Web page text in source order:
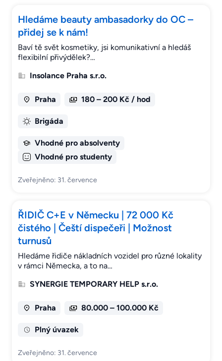
Hledáme beauty ambasadorky do OC –
přidej se k nám!
Baví tě svět kosmetiky, jsi komunikativní a hledáš
flexibilní přivýdělek?…
Insolance Praha s.r.o.
Praha 180 – 200 Kč / hod
Brigáda
Vhodné pro absolventy
Vhodné pro studenty
Zveřejněno: 31. července
ŘIDIČ C+E v Německu | 72 000 Kč
čistého | Čeští dispečeři | Možnost
turnusů
Hledáme řidiče nákladních vozidel pro různé lokality
v rámci Německa, a to na…
SYNERGIE TEMPORARY HELP s.r.o.
Praha 80.000 – 100.000 Kč
Plný úvazek
Zveřejněno: 31. července